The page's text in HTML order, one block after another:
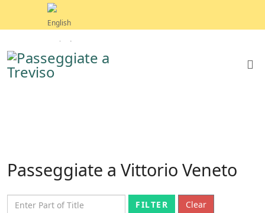
Passeggiate a Vittorio Veneto
Enter Part of Title FILTER Clear